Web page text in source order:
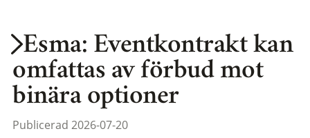
Esma: Eventkontrakt kan
omfattas av förbud mot
binära optioner
Publicerad 2026-07-20